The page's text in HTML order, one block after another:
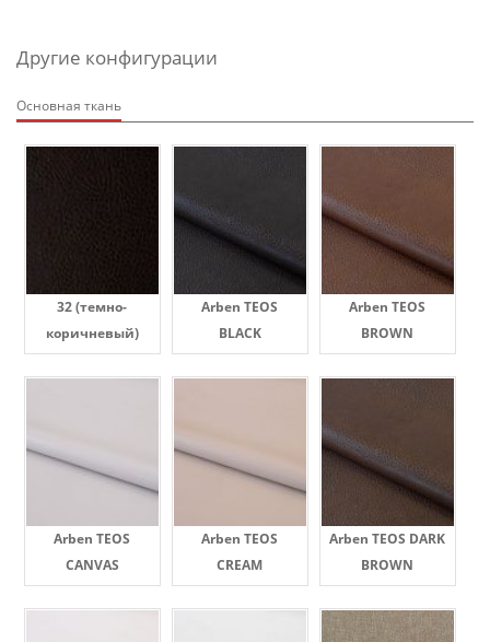
Другие конфигурации
Основная ткань
32 (темно-
коричневый)
Arben TEOS
BLACK
Arben TEOS
BROWN
Arben TEOS
CANVAS
Arben TEOS
CREAM
Arben TEOS DARK
BROWN